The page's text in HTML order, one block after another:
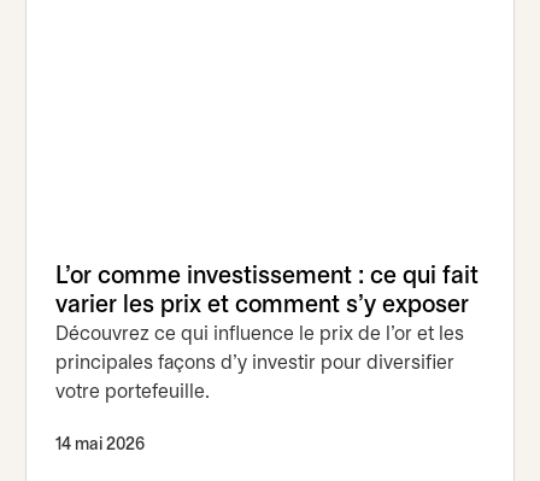
L'or comme investissement : ce qui fait
varier les prix et comment s'y exposer
Découvrez ce qui influence le prix de l'or et les
principales façons d'y investir pour diversifier
votre portefeuille.
14 mai 2026